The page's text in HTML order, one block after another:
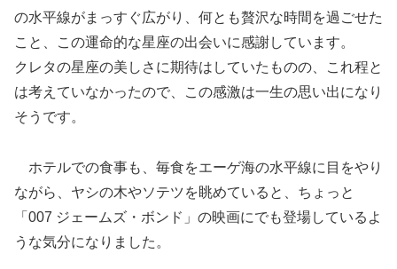
の水平線がまっすぐ広がり、何とも贅沢な時間を過ごせた
こと、この運命的な星座の出会いに感謝しています。
クレタの星座の美しさに期待はしていたものの、これ程と
は考えていなかったので、この感激は一生の思い出になり
そうです。
ホテルでの食事も、毎食をエーゲ海の水平線に目をやり
ながら、ヤシの木やソテツを眺めていると、ちょっと
「007 ジェームズ・ボンド」の映画にでも登場しているよ
うな気分になりました。